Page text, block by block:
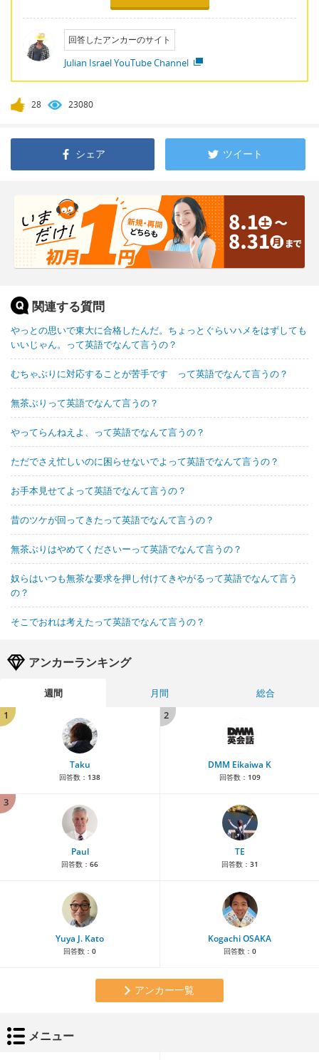
回答したアンカーのサイト
Julian Israel YouTube Channel
28 23080
シェア ツイート
関連する質問
やっとの思いで東大に合格したんだ。ちょっとぐらいハメをはずしても
いいじゃん。って英語でなんて言うの？
むちゃぶりに対応することが苦手です って英語でなんて言うの？
無茶ぶりって英語でなんて言うの？
やってらんねえよ、って英語でなんて言うの？
ただでさえ忙しいのに困らせないでよって英語でなんて言うの？
お手本見せてよって英語でなんて言うの？
昔のツケが回ってきたって英語でなんて言うの？
無茶ぶりはやめてくださいーって英語でなんて言うの？
奴らはいつも無茶な要求を押し付けてきやがるって英語でなんて言う
の？
そこでおれは考えたって英語でなんて言うの？
アンカーランキング
週間 月間
総合
1
Taku
回答数： 138
2
DMM Eikaiwa K
回答数： 109
3
Paul
回答数： 66
TE
回答数： 31
Yuya J. Kato
回答数： 0
Kogachi OSAKA
回答数： 0
アンカー一覧
メニュー